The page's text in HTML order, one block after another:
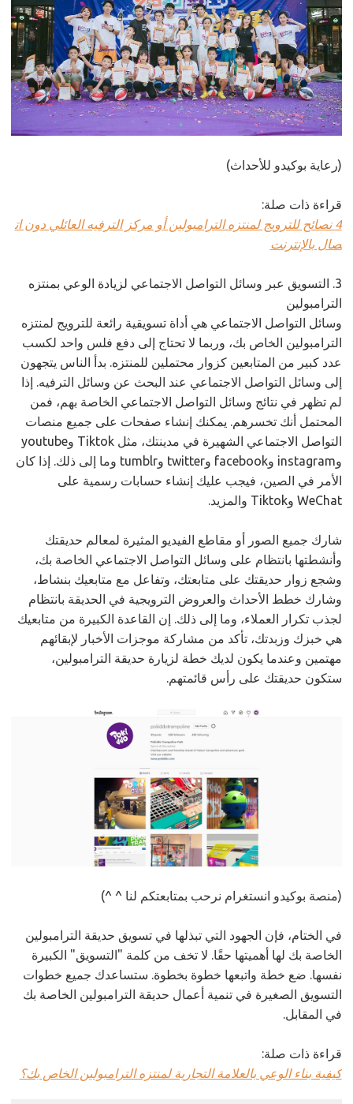
(رعاية بوكيدو للأحداث)
قراءة ذات صلة:
4 نصائح للترويج لمنتزه الترامبولين أو مركز الترفيه العائلي دون ات
صال بالإنترنت
3. التسويق عبر وسائل التواصل الاجتماعي لزيادة الوعي بمنتزه
الترامبولين
وسائل التواصل الاجتماعي هي أداة تسويقية رائعة للترويج لمنتزه
الترامبولين الخاص بك، وربما لا تحتاج إلى دفع فلس واحد لكسب
عدد كبير من المتابعين كزوار محتملين للمنتزه. بدأ الناس يتجهون
إلى وسائل التواصل الاجتماعي عند البحث عن وسائل الترفيه. إذا
لم تظهر في نتائج وسائل التواصل الاجتماعي الخاصة بهم، فمن
المحتمل أنك تخسرهم. يمكنك إنشاء صفحات على جميع منصات
التواصل الاجتماعي الشهيرة في مدينتك، مثل Tiktok وyoutube
وinstagram وfacebook وtwitter وtumblr وما إلى ذلك. إذا كان
الأمر في الصين، فيجب عليك إنشاء حسابات رسمية على
WeChat وTiktok والمزيد.
شارك جميع الصور أو مقاطع الفيديو المثيرة لمعالم حديقتك
وأنشطتها بانتظام على وسائل التواصل الاجتماعي الخاصة بك،
وشجع زوار حديقتك على متابعتك، وتفاعل مع متابعيك بنشاط،
وشارك خطط الأحداث والعروض الترويجية في الحديقة بانتظام
لجذب تكرار العملاء، وما إلى ذلك. إن القاعدة الكبيرة من متابعيك
هي خبزك وزبدتك، تأكد من مشاركة موجزات الأخبار لإبقائهم
مهتمين وعندما يكون لديك خطة لزيارة حديقة الترامبولين،
ستكون حديقتك على رأس قائمتهم.
(منصة بوكيدو انستغرام نرحب بمتابعتكم لنا ^ ^)
في الختام، فإن الجهود التي تبذلها في تسويق حديقة الترامبولين
الخاصة بك لها أهميتها حقًا. لا تخف من كلمة "التسويق" الكبيرة
نفسها. ضع خطة واتبعها خطوة بخطوة. ستساعدك جميع خطوات
التسويق الصغيرة في تنمية أعمال حديقة الترامبولين الخاصة بك
في المقابل.
قراءة ذات صلة:
كيفية بناء الوعي بالعلامة التجارية لمنتزه الترامبولين الخاص بك؟